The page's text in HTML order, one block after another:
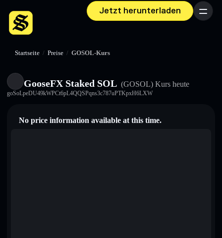
Jetzt herunterladen Menü
Startseite / Preise / GOSOL-Kurs
GooseFX Staked SOL (GOSOL) Kurs heute
goSoLpeDU49kWPCt6pL4QQSPqns3c787uPTKpxH6LXW
No price information available at this time.